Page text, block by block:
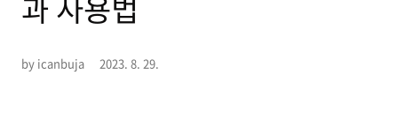
과 사용법
by icanbuja 2023. 8. 29.